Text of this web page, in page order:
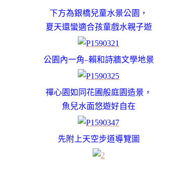
下方為銀橋兒童水景公園，
夏天還蠻適合孩童戲水親子遊
公園內一角–賴和詩牆文學地景
禪心園如同花圃般庭園造景，
魚兒水面悠遊好自在
先附上天空步道導覽圖